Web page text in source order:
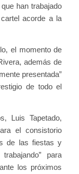
han trabajado
acorde a la
el momento de
además de
presentada”
de todo el
Luis Tapetado,
el consistorio
de las fiestas y
para
los próximos